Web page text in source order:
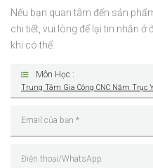
Nếu bạn quan tâm đến sản
chi tiết, vui lòng để lại tin nhắn ở
khi có thể.
Môn Học :
Trung Tâm Gia Công CNC Năm Trục